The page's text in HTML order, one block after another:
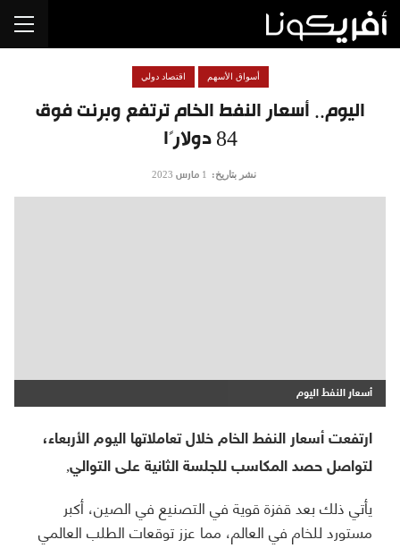
اليوم.. أسعار النفط الخام ترتفع وبرنت فوق
84 دولارًا
أسواق الأسهم اقتصاد دولي
نشر بتاريخ: 1 مارس 2023
أسعار النفط اليوم
ارتفعت أسعار النفط الخام خلال تعاملاتها اليوم الأربعاء،
لتواصل حصد المكاسب للجلسة الثانية على التوالي,
يأتي ذلك بعد قفزة قوية في التصنيع في الصين، أكبر
مستورد للخام في العالم، مما عزز توقعات الطلب العالمي